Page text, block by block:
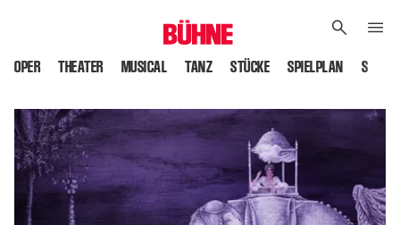
OPER THEATER MUSICAL TANZ STÜCKE SPIELPLAN